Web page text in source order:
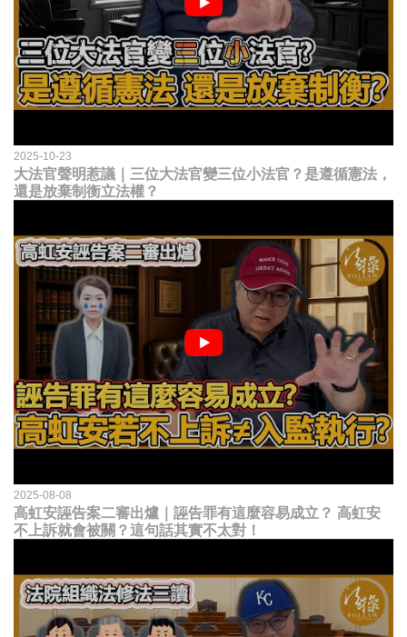
2025-10-23
大法官聲明惹議｜三位大法官變三位小法官？是遵循憲法，
還是放棄制衡立法權？
2025-08-08
高虹安誣告案二審出爐｜誣告罪有這麼容易成立？ 高虹安
不上訴就會被關？這句話其實不太對！